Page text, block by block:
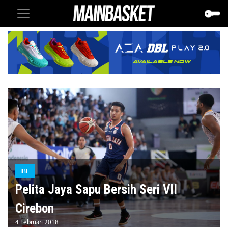
IBL
Pelita Jaya Sapu Bersih Seri VII
Cirebon
4 Februari 2018